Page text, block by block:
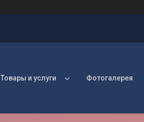
Товары и услуги Фотогалерея